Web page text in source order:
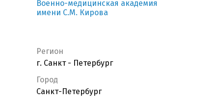
Военно-медицинская академия
имени С.М. Кирова
Регион
г. Санкт - Петербург
Город
Санкт-Петербург